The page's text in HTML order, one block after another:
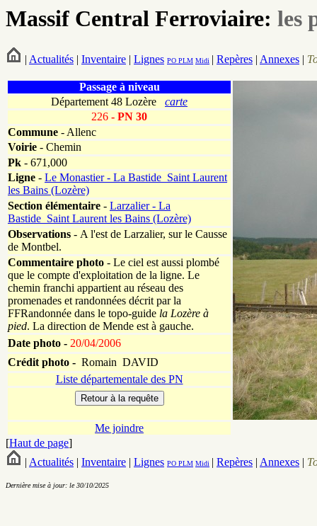
Massif Central Ferroviaire: les
| Actualités | Inventaire | Lignes PO PLM Midi | Repères | Annexes |
Passage à niveau
Département 48 Lozère carte
226 - PN 30
Commune - Allenc
Voirie - Chemin
Pk - 671,000
Ligne - Le Monastier - La Bastide_Saint Laurent
les Bains (Lozère)
Section élémentaire - Larzalier - La
Bastide_Saint Laurent les Bains (Lozère)
Observations - A l'est de Larzalier, sur le Causse
de Montbel.
Commentaire photo - Le ciel est aussi plombé
que le compte d'exploitation de la ligne. Le
chemin franchi appartient au réseau des
promenades et randonnées décrit par la
FFRandonnée dans le topo-guide la Lozère à
pied. La direction de Mende est à gauche.
Date photo - 20/04/2006
Crédit photo - Romain DAVID
Liste départementale des PN
Me joindre
[Haut de page]
| Actualités | Inventaire | Lignes PO PLM Midi | Repères | Annexes |
Dernière mise à jour: le 30/10/2025